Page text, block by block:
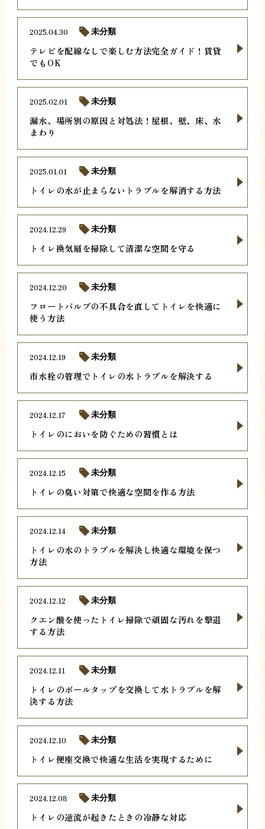
テレビを配線なしで楽しむ方法完全ガイド！賃貸
でもOK
2025.04.30 未分類
漏水、場所別の原因と対処法！屋根、壁、床、水
まわり
2025.02.01 未分類
トイレの水が止まらないトラブルを解消する方法
2025.01.01 未分類
トイレ換気扇を掃除して清潔な空間を守る
2024.12.29 未分類
フロートバルブの不具合を直してトイレを快適に
使う方法
2024.12.20 未分類
市水栓の管理でトイレの水トラブルを解決する
2024.12.19 未分類
トイレのにおいを防ぐための習慣とは
2024.12.17 未分類
トイレの臭い対策で快適な空間を作る方法
2024.12.15 未分類
トイレの水のトラブルを解決し快適な環境を保つ
方法
2024.12.14 未分類
クエン酸を使ったトイレ掃除で頑固な汚れを撃退
する方法
2024.12.12 未分類
トイレのボールタップを交換して水トラブルを解
決する方法
2024.12.11 未分類
トイレ便座交換で快適な生活を実現するために
2024.12.10 未分類
トイレの逆流が起きたときの冷静な対応
2024.12.08 未分類